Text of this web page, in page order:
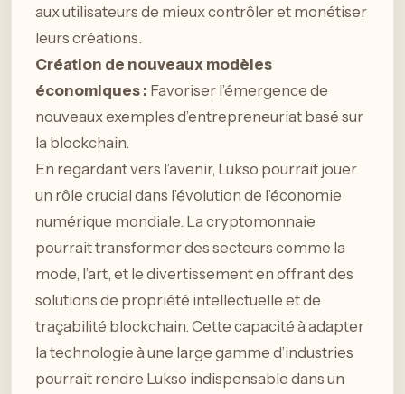
aux utilisateurs de mieux contrôler et monétiser
leurs créations.
Création de nouveaux modèles
économiques : Favoriser l’émergence de
nouveaux exemples d’entrepreneuriat basé sur
la blockchain.
En regardant vers l’avenir, Lukso pourrait jouer
un rôle crucial dans l’évolution de l’économie
numérique mondiale. La cryptomonnaie
pourrait transformer des secteurs comme la
mode, l’art, et le divertissement en offrant des
solutions de propriété intellectuelle et de
traçabilité blockchain. Cette capacité à adapter
la technologie à une large gamme d’industries
pourrait rendre Lukso indispensable dans un